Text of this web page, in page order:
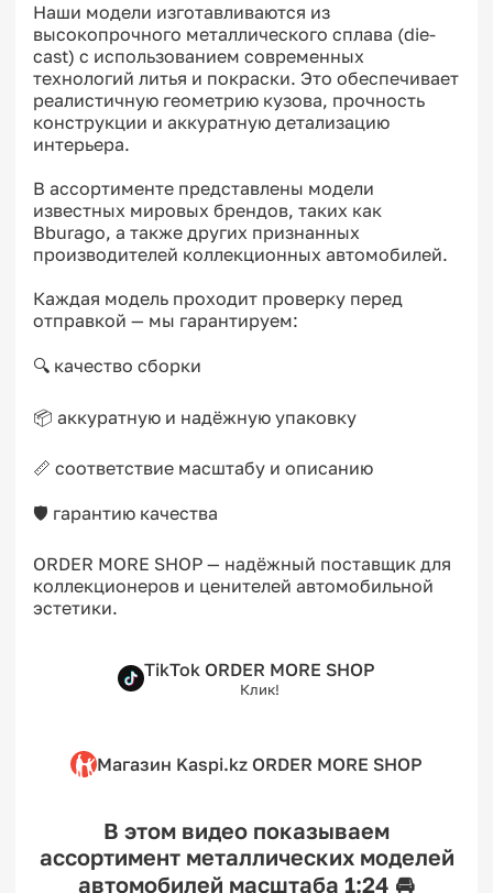
Наши модели изготавливаются из
высокопрочного металлического сплава (die-
cast) с использованием современных
технологий литья и покраски. Это обеспечивает
реалистичную геометрию кузова, прочность
конструкции и аккуратную детализацию
интерьера.
В ассортименте представлены модели
известных мировых брендов, таких как
Bburago, а также других признанных
производителей коллекционных автомобилей.
Каждая модель проходит проверку перед
отправкой — мы гарантируем:
🔍 качество сборки
📦 аккуратную и надёжную упаковку
📏 соответствие масштабу и описанию
🛡 гарантию качества
ORDER MORE SHOP — надёжный поставщик для
коллекционеров и ценителей автомобильной
эстетики.
TikTok ORDER MORE SHOP
Клик!
Магазин Kaspi.kz ORDER MORE SHOP
В этом видео показываем
ассортимент металлических моделей
автомобилей масштаба 1:24 🚘